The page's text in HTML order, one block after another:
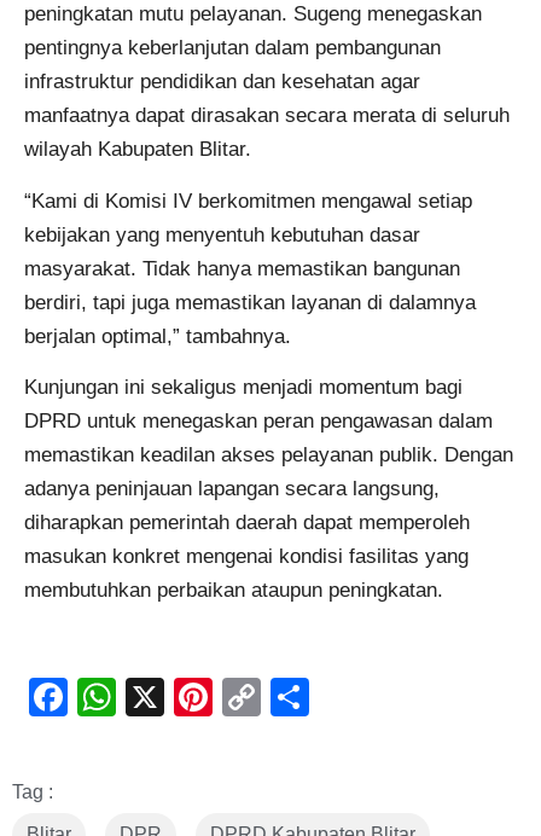
peningkatan mutu pelayanan. Sugeng menegaskan
pentingnya keberlanjutan dalam pembangunan
infrastruktur pendidikan dan kesehatan agar
manfaatnya dapat dirasakan secara merata di seluruh
wilayah Kabupaten Blitar.
“Kami di Komisi IV berkomitmen mengawal setiap
kebijakan yang menyentuh kebutuhan dasar
masyarakat. Tidak hanya memastikan bangunan
berdiri, tapi juga memastikan layanan di dalamnya
berjalan optimal,” tambahnya.
Kunjungan ini sekaligus menjadi momentum bagi
DPRD untuk menegaskan peran pengawasan dalam
memastikan keadilan akses pelayanan publik. Dengan
adanya peninjauan lapangan secara langsung,
diharapkan pemerintah daerah dapat memperoleh
masukan konkret mengenai kondisi fasilitas yang
membutuhkan perbaikan ataupun peningkatan.
Facebook
WhatsApp
X Pinterest
Copy
Tag :